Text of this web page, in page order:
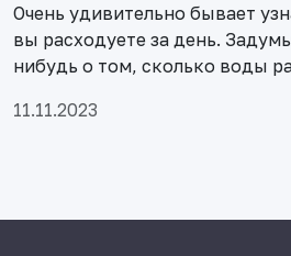
Очень удивительно бывает
вы расходуете за день.
нибудь о том, сколько воды
11.11.2023